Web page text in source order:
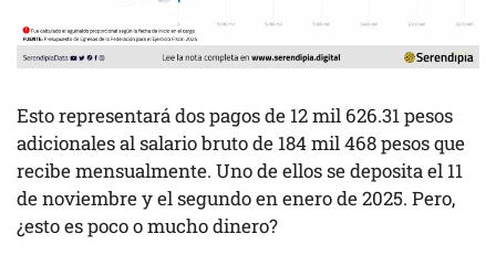
Esto representará dos pagos de 12 mil 626.31 pesos
adicionales al salario bruto de 184 mil 468 pesos que
recibe mensualmente. Uno de ellos se deposita el 11
de noviembre y el segundo en enero de 2025. Pero,
¿esto es poco o mucho dinero?